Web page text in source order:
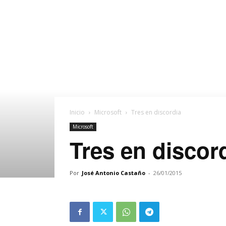
Inicio Microsoft Tres en discordia
Microsoft
Tres en
Por José Antonio Castaño - 26/01/2015